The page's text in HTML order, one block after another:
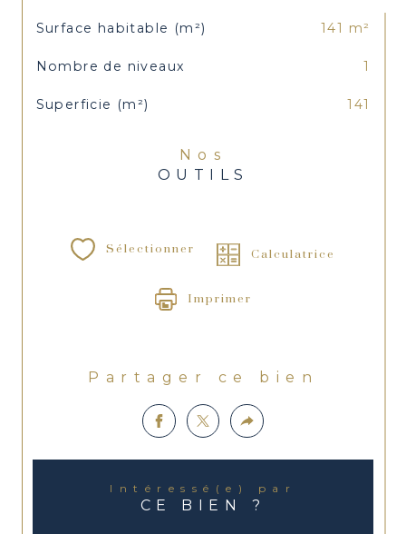
Surface habitable (m²) 141 m²
Nombre de niveaux 1
Superficie (m²) 141
Nos
OUTILS
Sélectionner Calculatrice
Imprimer
Partager ce bien
Intéressé(e) par
CE BIEN ?